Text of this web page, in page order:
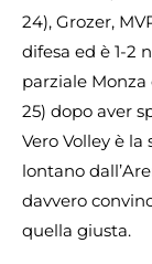
24), Grozer,
difesa ed è 1-2
parziale Monza
25) dopo aver
Vero Volley è
lontano
davvero
quella giusta.